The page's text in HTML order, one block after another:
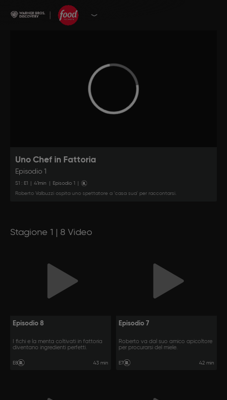
Uno Chef in Fattoria
Episodio 1
S1 : E1 41min Episodio 1
Roberto Valbuzzi ospita uno spettatore a 'casa sua' per raccontarsi.
Stagione 1 | 8 Video
Episodio 8
I fichi e la menta coltivati in fattoria
diventano ingredienti perfetti.
E8 43 min
Episodio 7
Roberto va dal suo amico apicoltore
per procurarsi del miele.
E7 42 min